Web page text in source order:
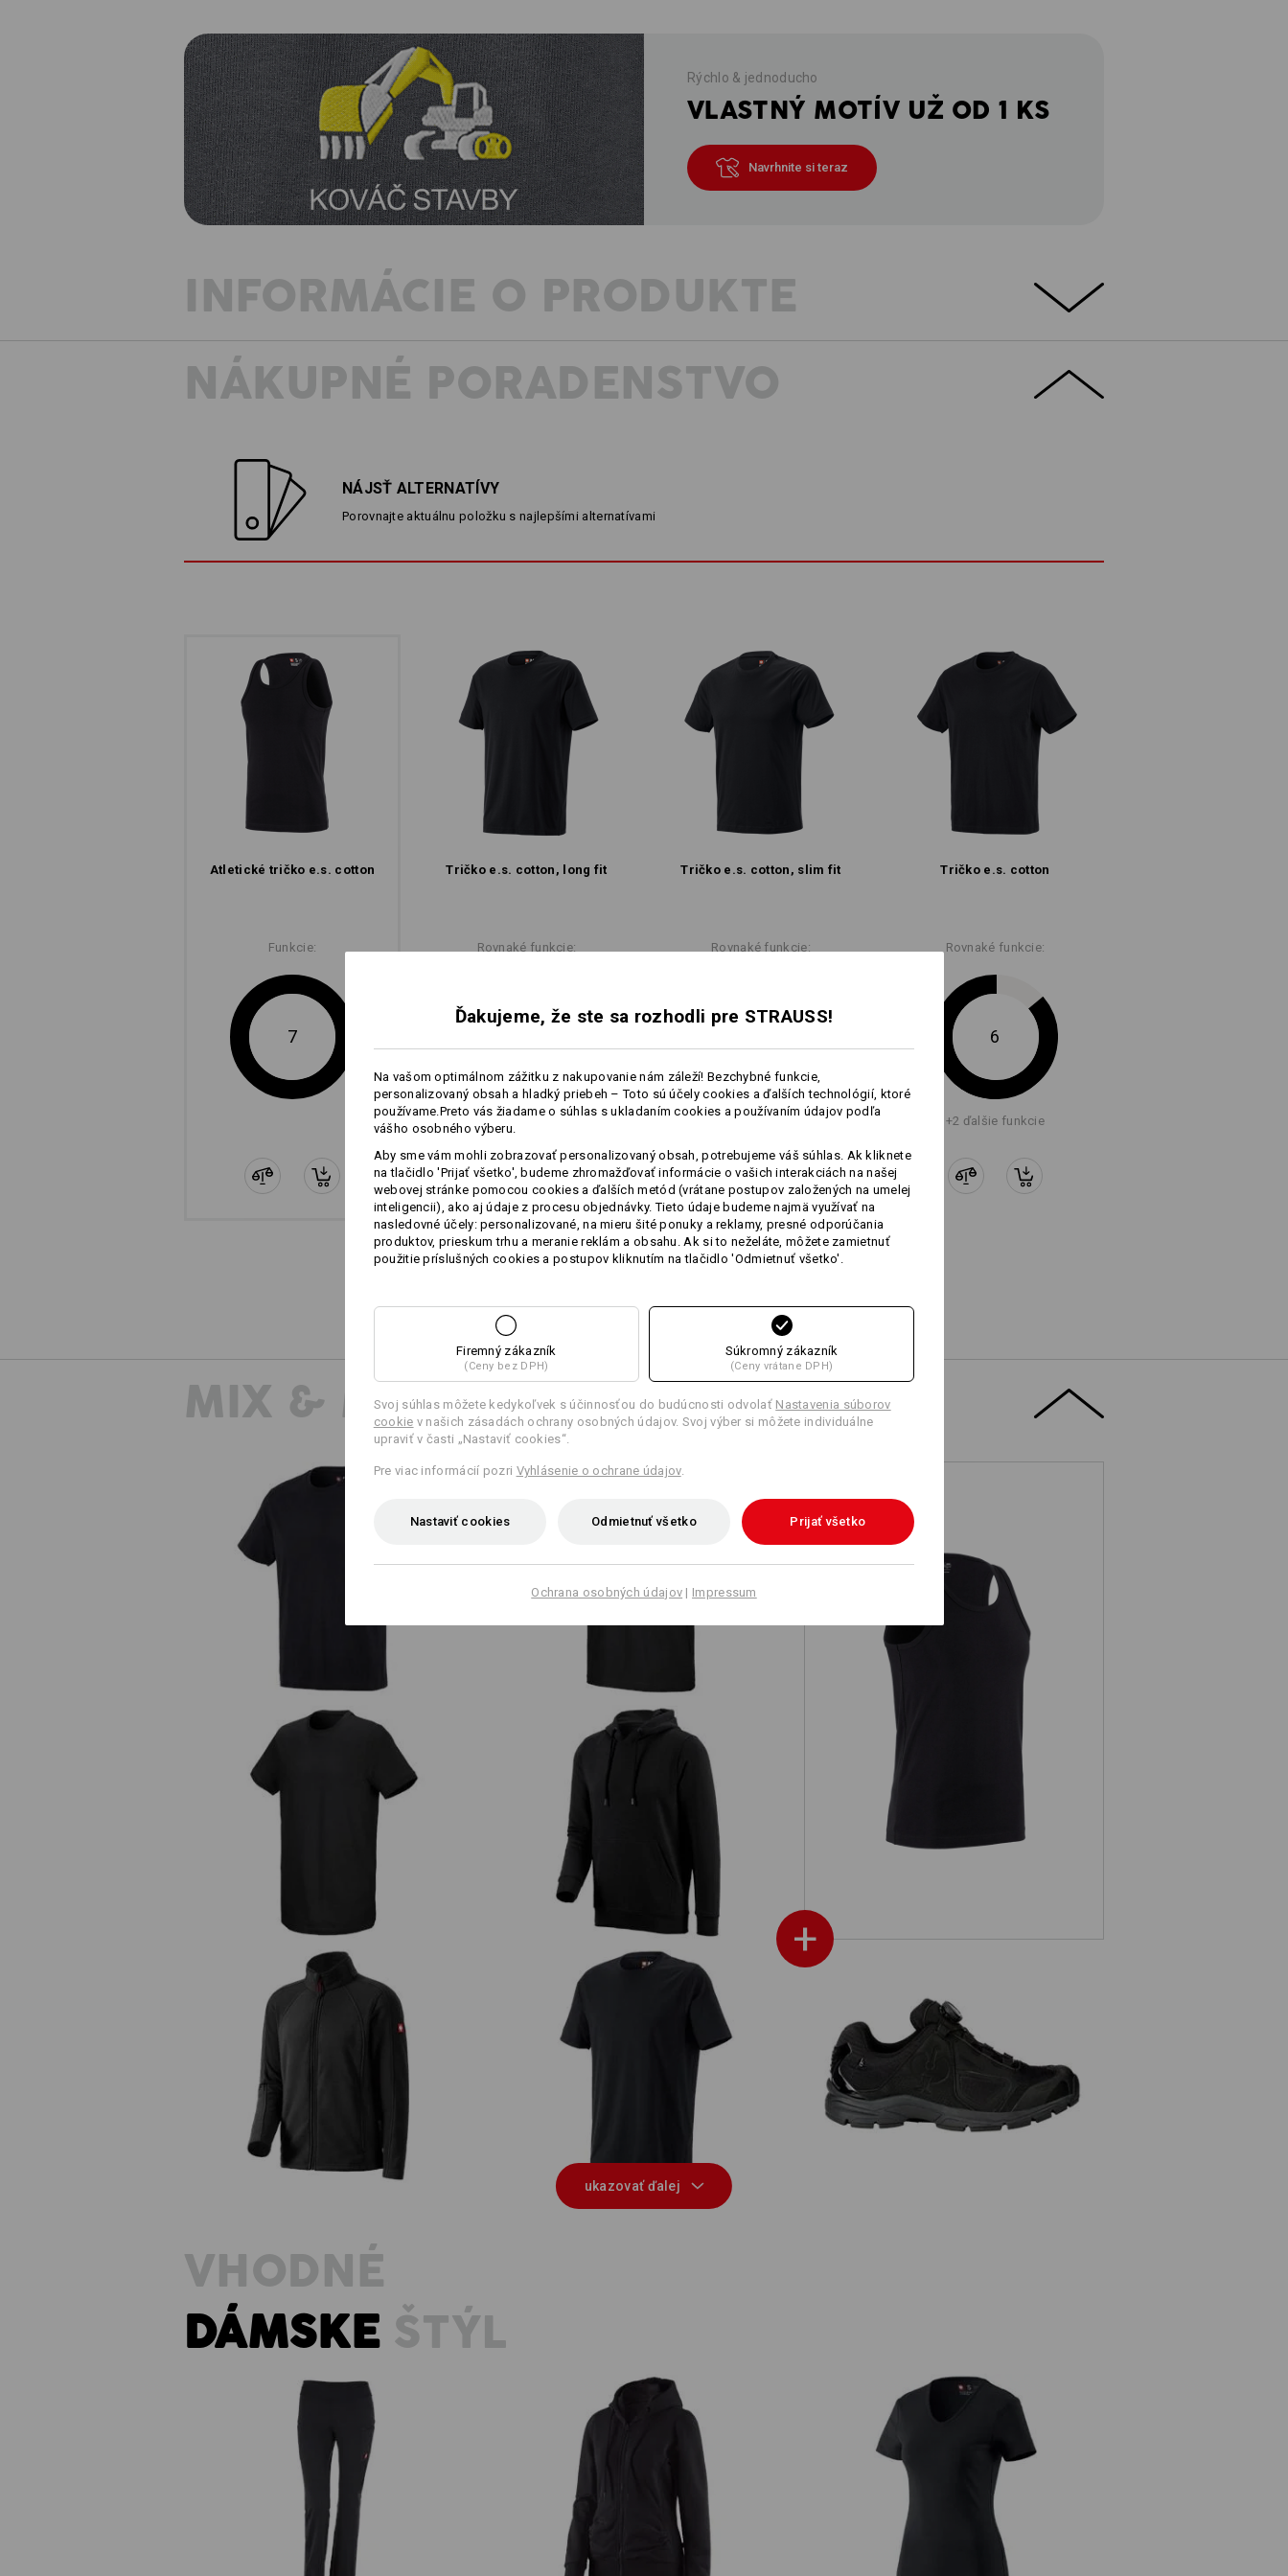
Rýchlo & jednoducho
VLASTNÝ MOTÍV UŽ OD 1 KS
Navrhnite si teraz
INFORMÁCIE O PRODUKTE
POPIS
Vrchný materiál
Pri výbere veľkosti vezmite na vedomie:
Čistá bavlna sa môže pri praní zraziť až o 3 až 5 %.
NÁKUPNÉ PORADENSTVO
NÁJSŤ ALTERNATÍVY
Porovnajte aktuálnu položku s najlepšími alternatívami
Atletické tričko e.s. cotton
Funkcie:
7
Tričko e.s. cotton, long fit Tričko e.s. cotton, slim fit Tričko e.s. cotton
Rovnaké funkcie:
+3 ďalšie funkcie
Rovnaké funkcie:
+3 ďalšie funkcie
Rovnaké funkcie:
6
+2 ďalšie funkcie
MIX & MATCH
Atletické tričko e.s. cotton
+
Tričko e.s. cotton stretch, long fit Mikina s kapucňou e.s. poly cotton
Mikroflísová bunda dryplexx® micro Tričko e.s. cotton, long fit O2 Pracovná obuv e.s. Minkar II
ukazovať ďalej
VHODNÉ
DÁMSKEŠTÝL
Pracovné jazzové nohavice e.s.
Mikina s kapucňou e.s. poly cotton,
Tričko e.s.cotton, výstrih do V, dámske
Ďakujeme, že ste sa rozhodli pre STRAUSS!
Na vašom optimálnom zážitku z nakupovanie nám záleží! Bezchybné funkcie,
personalizovaný obsah a hladký priebeh – Toto sú účely cookies a ďalších technológií, ktoré
používame.Preto vás žiadame o súhlas s ukladaním cookies a používaním údajov podľa
vášho osobného výberu.
Aby sme vám mohli zobrazovať personalizovaný obsah, potrebujeme váš súhlas. Ak kliknete
na tlačidlo 'Prijať všetko', budeme zhromažďovať informácie o vašich interakciách na našej
webovej stránke pomocou cookies a ďalších metód (vrátane postupov založených na umelej
inteligencii), ako aj údaje z procesu objednávky. Tieto údaje budeme najmä využívať na
nasledovné účely: personalizované, na mieru šité ponuky a reklamy, presné odporúčania
produktov, prieskum trhu a meranie reklám a obsahu. Ak si to neželáte, môžete zamietnuť
použitie príslušných cookies a postupov kliknutím na tlačidlo 'Odmietnuť všetko'.
Firemný zákazník
(Ceny bez DPH)
Súkromný zákazník
(Ceny vrátane DPH)
Svoj súhlas môžete kedykoľvek s účinnosťou do budúcnosti odvolať Nastavenia súborov
cookie v našich zásadách ochrany osobných údajov. Svoj výber si môžete individuálne
upraviť v časti „Nastaviť cookies“.
Pre viac informácií pozri Vyhlásenie o ochrane údajov.
Nastaviť cookies Odmietnuť všetko Prijať všetko
Ochrana osobných údajov | Impressum